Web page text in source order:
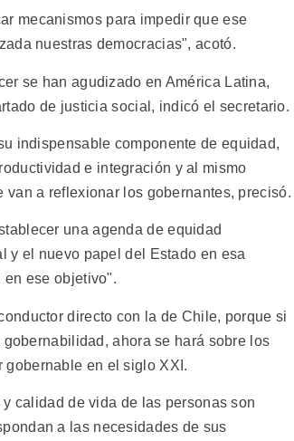
mecanismos para impedir que ese
nuestras democracias", acotó.
se han agudizado en América Latina,
de justicia social, indicó el secretario.
indispensable componente de equidad,
e integración y al mismo
a reflexionar los gobernantes, precisó.
una agenda de equidad
y el nuevo papel del Estado en esa
ese objetivo".
directo con la de Chile, porque si
ahora se hará sobre los
gobernable en el siglo XXI.
calidad de vida de las personas son
a las necesidades de sus